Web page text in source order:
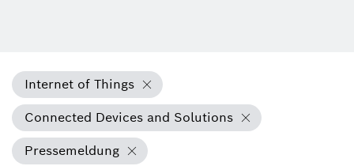
Internet of Things
Connected Devices and Solutions
Pressemeldung